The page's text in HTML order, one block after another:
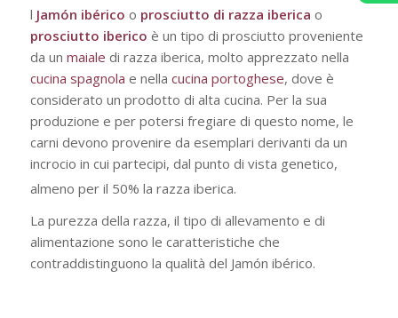
l Jamón ibérico o prosciutto di razza iberica o
prosciutto iberico è un tipo di prosciutto proveniente
da un maiale di razza iberica, molto apprezzato nella
cucina spagnola e nella cucina portoghese, dove è
considerato un prodotto di alta cucina. Per la sua
produzione e per potersi fregiare di questo nome, le
carni devono provenire da esemplari derivanti da un
incrocio in cui partecipi, dal punto di vista genetico,
almeno per il 50% la razza iberica.
La purezza della razza, il tipo di allevamento e di
alimentazione sono le caratteristiche che
contraddistinguono la qualità del Jamón ibérico.